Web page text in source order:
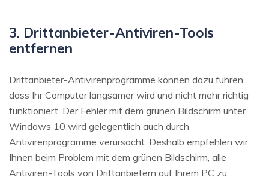
3. Drittanbieter-Antiviren-Tools
entfernen
Drittanbieter-Antivirenprogramme können dazu führen,
dass Ihr Computer langsamer wird und nicht mehr richtig
funktioniert. Der Fehler mit dem grünen Bildschirm unter
Windows 10 wird gelegentlich auch durch
Antivirenprogramme verursacht. Deshalb empfehlen wir
Ihnen beim Problem mit dem grünen Bildschirm, alle
Antiviren-Tools von Drittanbietern auf Ihrem PC zu